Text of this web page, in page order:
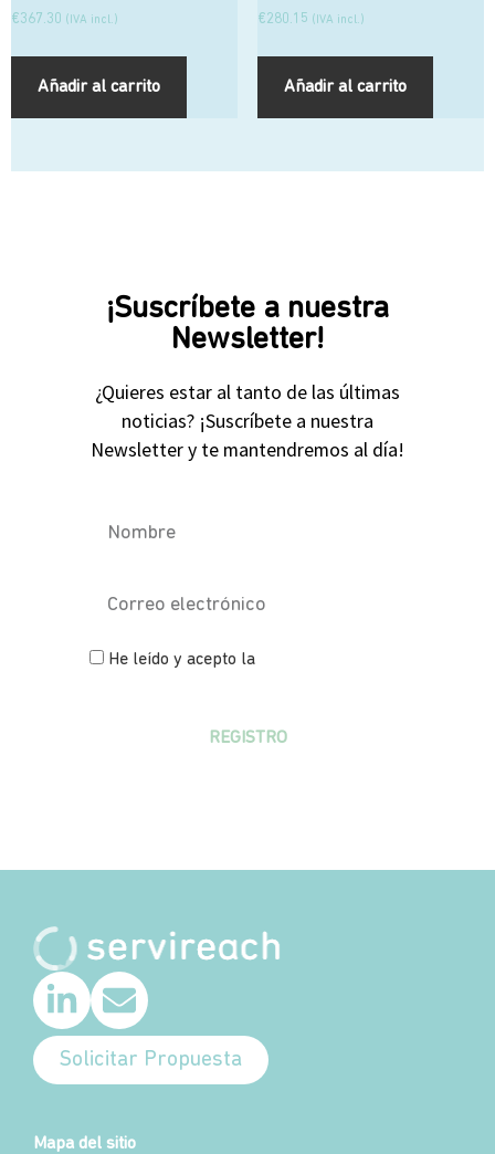
€367.30 (IVA incl.)
Añadir al carrito
€280.15 (IVA incl.)
Añadir al carrito
¡Suscríbete a nuestra
Newsletter!
¿Quieres estar al tanto de las últimas
noticias? ¡Suscríbete a nuestra
Newsletter y te mantendremos al día!
He leído y acepto la
REGISTRO
Solicitar Propuesta
Mapa del sitio